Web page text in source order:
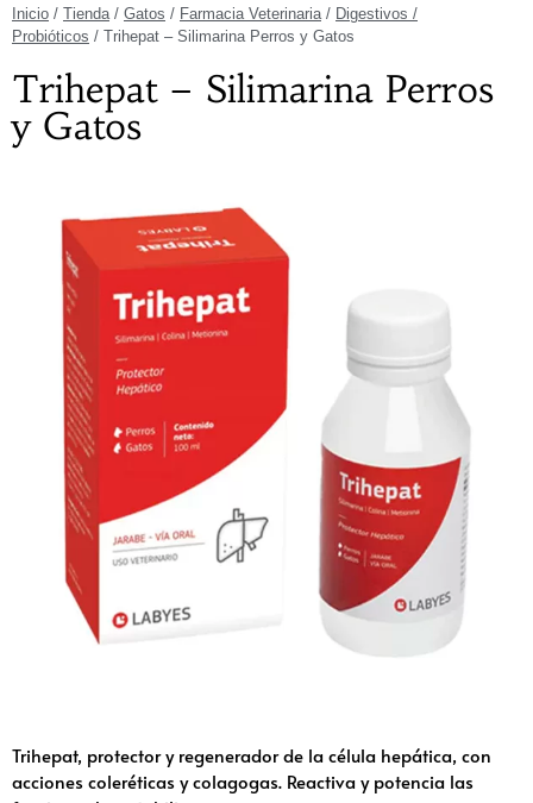
Inicio / Tienda/ Gatos / Farmacia Veterinaria/ Digestivos /
Probióticos / Trihepat – Silimarina Perros y Gatos
Trihepat – Silimarina Perros
y Gatos
Trihepat, protector y regenerador de la célula hepática, con
acciones coleréticas y colagogas. Reactiva y potencia las